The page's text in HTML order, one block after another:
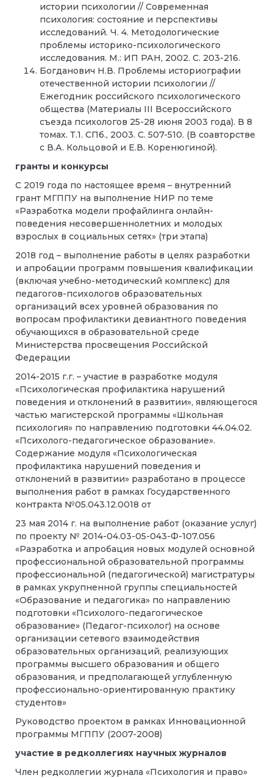
истории психологии // Современная
психология: состояние и перспективы
исследований. Ч. 4. Методологические
проблемы историко-психологического
исследования. М.: ИП РАН, 2002. С. 203-216.
Богданович Н.В. Проблемы историографии
отечественной истории психологии //
Ежегодник российского психологического
общества (Материалы ІІІ Всероссийского
съезда психологов 25-28 июня 2003 года). В 8
томах. Т.1. СПб., 2003. С. 507-510. (В соавторстве
с В.А. Кольцовой и Е.В. Коренюгиной).
гранты и конкурсы
С 2019 года по настоящее время – внутренний
грант МГППУ на выполнение НИР по теме
«Разработка модели профайлинга онлайн-
поведения несовершеннолетних и молодых
взрослых в социальных сетях» (три этапа)
2018 год – выполнение работы в целях разработки
и апробации программ повышения квалификации
(включая учебно-методический комплекс) для
педагогов-психологов образовательных
организаций всех уровней образования по
вопросам профилактики девиантного поведения
обучающихся в образовательной среде
Министерства просвещения Российской
Федерации
2014-2015 г.г. – участие в разработке модуля
«Психологическая профилактика нарушений
поведения и отклонений в развитии», являющегося
частью магистерской программы «Школьная
психология» по направлению подготовки 44.04.02.
«Психолого-педагогическое образование».
Содержание модуля «Психологическая
профилактика нарушений поведения и
отклонений в развитии» разработано в процессе
выполнения работ в рамках Государственного
контракта №05.043.12.0018 от
23 мая 2014 г. на выполнение работ (оказание услуг)
по проекту № 2014-04.03-05-043-Ф-107.056
«Разработка и апробация новых модулей основной
профессиональной образовательной программы
профессиональной (педагогической) магистратуры
в рамках укрупненной группы специальностей
«Образование и педагогика» по направлению
подготовки «Психолого-педагогическое
образование» (Педагог-психолог) на основе
организации сетевого взаимодействия
образовательных организаций, реализующих
программы высшего образования и общего
образования, и предполагающей углубленную
профессионально-ориентированную практику
студентов»
Руководство проектом в рамках Инновационной
программы МГППУ (2007-2008)
участие в редколлегиях научных журналов
Член редколлегии журнала «Психология и право»